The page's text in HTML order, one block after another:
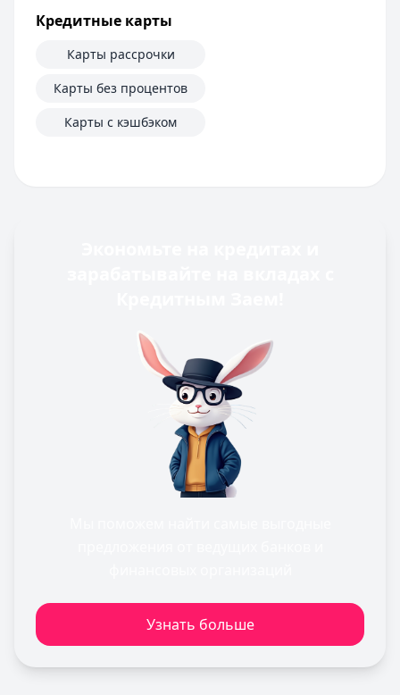
Кредитные карты
Карты рассрочки
Карты без процентов
Карты с кэшбэком
Узнать больше